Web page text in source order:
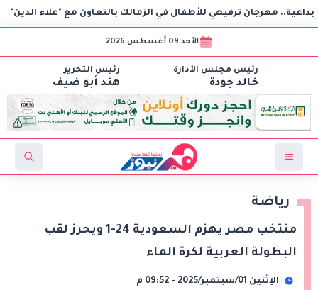
ترفيهي للأطفال في الزمالك بالتعاون مع "علاء الدين"
الأحد 09 أغسطس 2026
رئيس مجلس الأدارة
خالد جودة
رئيس التحرير
هند أبو ضيف
رياضة
منتخب مصر يهزم السعودية 24-1 ويحرز لقب
البطولة العربية لكرة الماء
الإثنين 01/سبتمبر/2025 - 09:52 م